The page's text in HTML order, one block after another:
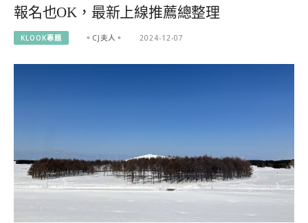
報名也OK，最新上線推薦總整理
KLOOK專題 。CJ夫人。 2024-12-07